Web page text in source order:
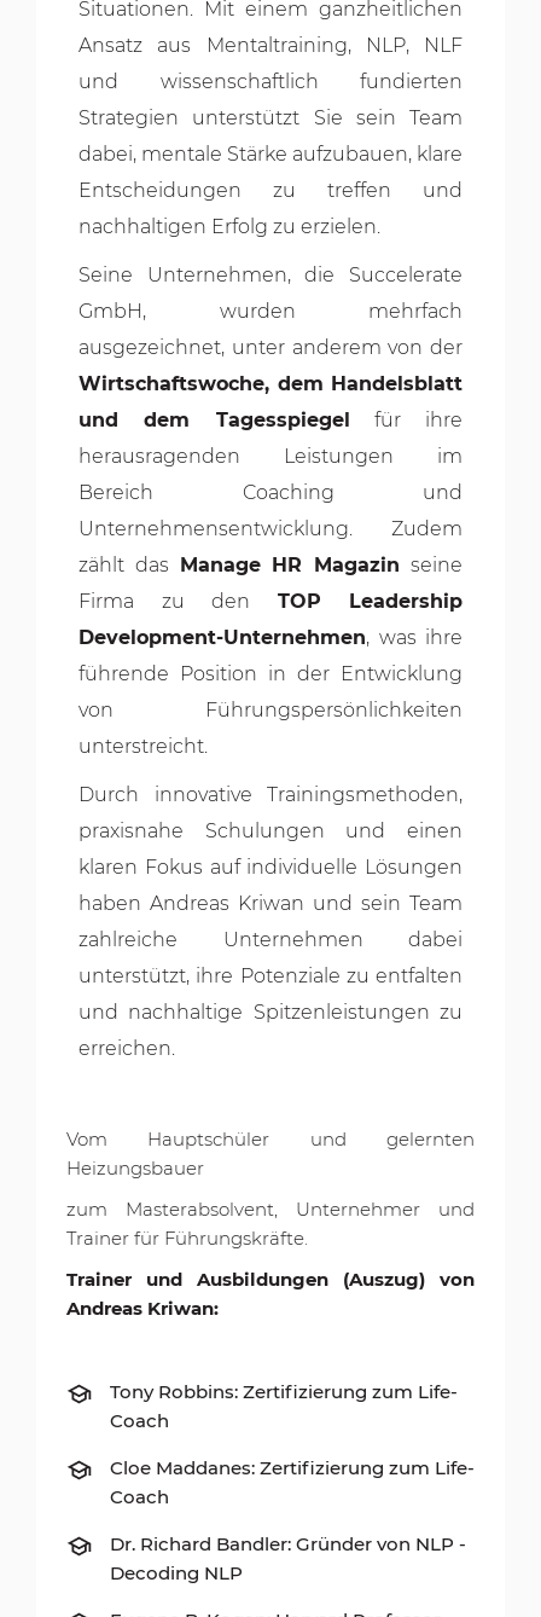
Situationen. Mit einem ganzheitlichen
Ansatz aus Mentaltraining, NLP, NLF
und wissenschaftlich fundierten
Strategien unterstützt Sie sein Team
dabei, mentale Stärke aufzubauen, klare
Entscheidungen zu treffen und
nachhaltigen Erfolg zu erzielen.
Seine Unternehmen, die Succelerate
GmbH, wurden mehrfach
ausgezeichnet, unter anderem von der
Wirtschaftswoche, dem Handelsblatt
und dem Tagesspiegel
für ihre
herausragenden Leistungen im
Bereich Coaching und
Unternehmensentwicklung. Zudem
zählt das
Manage HR Magazin seine
Firma zu den TOP Leadership
Development-Unternehmen, was ihre
führende Position in der Entwicklung
von Führungspersönlichkeiten
unterstreicht.
Durch innovative Trainingsmethoden,
praxisnahe Schulungen und einen
klaren Fokus auf individuelle Lösungen
haben Andreas Kriwan und sein Team
zahlreiche Unternehmen dabei
unterstützt, ihre Potenziale zu entfalten
und nachhaltige Spitzenleistungen zu
erreichen.
Vom Hauptschüler und gelernten
Heizungsbauer
zum Masterabsolvent, Unternehmer und
Trainer für Führungskräfte.
Trainer und Ausbildungen (Auszug) von
Andreas Kriwan:
Tony Robbins: Zertifizierung zum Life-
Coach
Cloe Maddanes: Zertifizierung zum Life-
Coach
Dr. Richard Bandler: Gründer von NLP -
Decoding NLP